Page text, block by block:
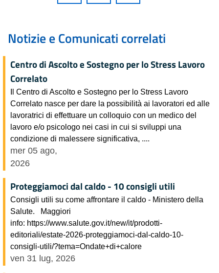
Notizie e Comunicati correlati
Centro di Ascolto e Sostegno per lo Stress Lavoro
Correlato
Il Centro di Ascolto e Sostegno per lo Stress Lavoro
Correlato nasce per dare la possibilità ai lavoratori ed alle
lavoratrici di effettuare un colloquio con un medico del
lavoro e/o psicologo nei casi in cui si sviluppi una
condizione di malessere significativa, ....
mer 05 ago,
2026
Proteggiamoci dal caldo - 10 consigli utili
Consigli utili su come affrontare il caldo - Ministero della
Salute. Maggiori
info: https://www.salute.gov.it/new/it/prodotti-
editoriali/estate-2026-proteggiamoci-dal-caldo-10-
consigli-utili/?tema=Ondate+di+calore
ven 31 lug, 2026